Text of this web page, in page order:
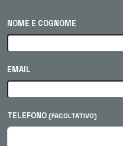
NOME E COGNOME
EMAIL
TELEFONO (FACOLTATIVO)